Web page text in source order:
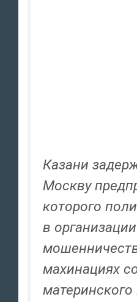
Казани
Москву
которого
в
махинациях
материнского